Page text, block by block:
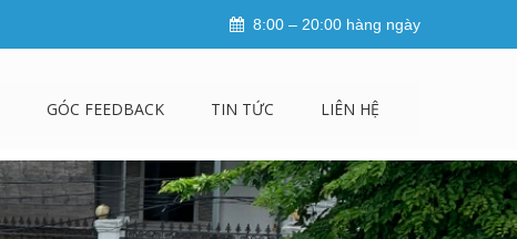
8:00 – 20:00 hàng ngày
GÓC FEEDBACK TIN TỨC LIÊN HỆ